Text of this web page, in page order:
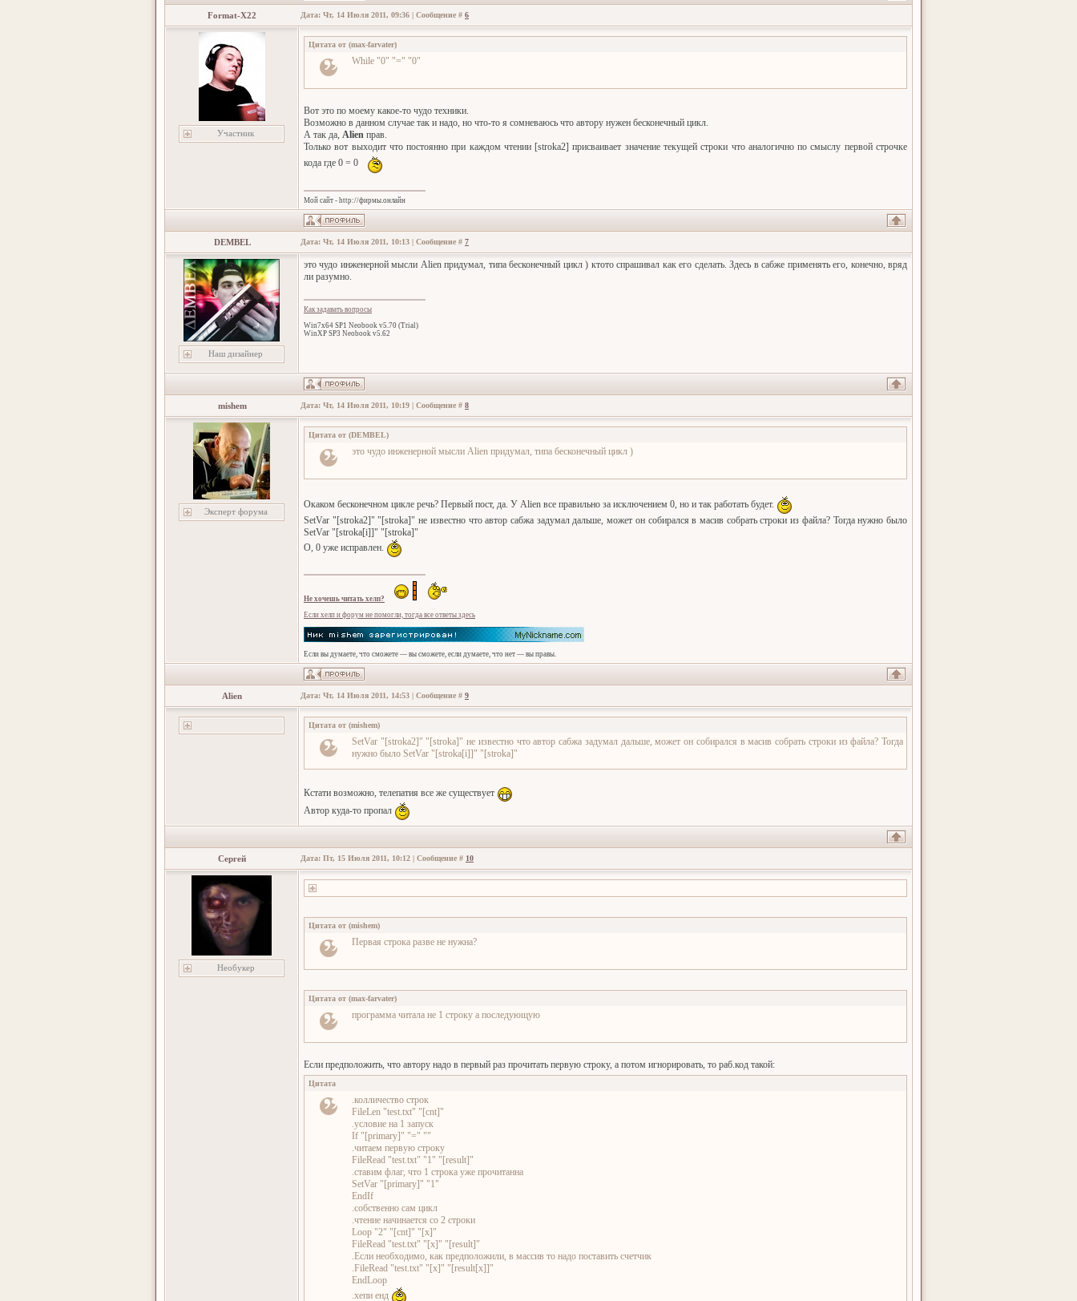
Format-X22 Дата: Чт, 14 Июля 2011, 09:36 | Сообщение # 6
Участник
Цитата от (max-farvater)
While "0" "=" "0"
Вот это по моему какое-то чудо техники.
Возможно в данном случае так и надо, но что-то я сомневаюсь что автору нужен бесконечный цикл.
А так да, Alien прав.
Только вот выходит что постоянно при каждом чтении [stroka2] присваивает значение текущей строки что аналогично по смыслу первой строчке
кода где 0 = 0
Мой сайт - http://фирмы.онлайн
DEMBEL Дата: Чт, 14 Июля 2011, 10:13 | Сообщение # 7
Наш дизайнер
это чудо инженерной мысли Alien придумал, типа бесконечный цикл ) ктото спрашивал как его сделать. Здесь в сабже применять его, конечно, вряд
ли разумно.
Как задавать вопросы
Win7x64 SP1 Neobook v5.70 (Trial)
WinXP SP3 Neobook v5.62
mishem Дата: Чт, 14 Июля 2011, 10:19 | Сообщение # 8
Эксперт форума
Цитата от (DEMBEL)
это чудо инженерной мысли Alien придумал, типа бесконечный цикл )
Окаком бесконечном цикле речь? Первый пост, да. У Alien все правильно за исключением 0, но и так работать будет.
SetVar "[stroka2]" "[stroka]" не известно что автор сабжа задумал дальше, может он собирался в масив собрать строки из файла? Тогда нужно было
SetVar "[stroka[i]]" "[stroka]"
О, 0 уже исправлен.
Не хочешь читать хелп?
Если хелп и форум не помогли, тогда все ответы здесь
Если вы думаете, что сможете — вы сможете, если думаете, что нет — вы правы.
Alien Дата: Чт, 14 Июля 2011, 14:53 | Сообщение # 9
Цитата от (mishem)
SetVar "[stroka2]" "[stroka]" не известно что автор сабжа задумал дальше, может он собирался в масив собрать строки из файла? Тогда
нужно было SetVar "[stroka[i]]" "[stroka]"
Кстати возможно, телепатия все же существует
Автор куда-то пропал
Сергей Дата: Пт, 15 Июля 2011, 10:12 | Сообщение # 10
Необукер
Цитата от (mishem)
Первая строка разве не нужна?
Цитата от (max-farvater)
программа читала не 1 строку а последующую
Если предположить, что автору надо в первый раз прочитать первую строку, а потом игнорировать, то раб.код такой:
Цитата
.колличество строк
FileLen "test.txt" "[cnt]"
.условие на 1 запуск
If "[primary]" "=" ""
.читаем первую строку
FileRead "test.txt" "1" "[result]"
.ставим флаг, что 1 строка уже прочитанна
SetVar "[primary]" "1"
EndIf
.собственно сам цикл
.чтение начинается со 2 строки
Loop "2" "[cnt]" "[x]"
FileRead "test.txt" "[x]" "[result]"
.Если необходимо, как предположили, в массив то надо поставить счетчик
.FileRead "test.txt" "[x]" "[result[x]]"
EndLoop
.хепи енд